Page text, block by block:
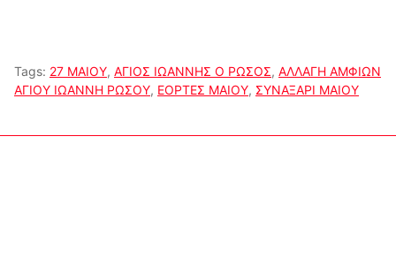
Tags: 27 ΜΑΙΟΥ, ΑΓΙΟΣ ΙΩΑΝΝΗΣ Ο ΡΩΣΟΣ, ΑΛΛΑΓΗ ΑΜΦΙΩΝ
ΑΓΙΟΥ ΙΩΑΝΝΗ ΡΩΣΟΥ, ΕΟΡΤΕΣ ΜΑΙΟΥ, ΣΥΝΑΞΑΡΙ ΜΑΙΟΥ